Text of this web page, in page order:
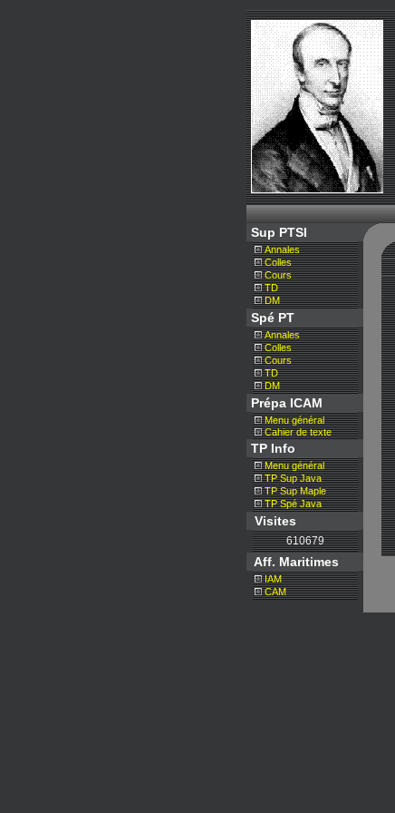
Sup PTSI
Annales
Colles
Cours
TD
DM
Spé PT
Annales
Colles
Cours
TD
DM
Prépa ICAM
Menu général
Cahier de texte
TP Info
Menu général
TP Sup Java
TP Sup Maple
TP Spé Java
Visites
610679
Aff. Maritimes
IAM
CAM